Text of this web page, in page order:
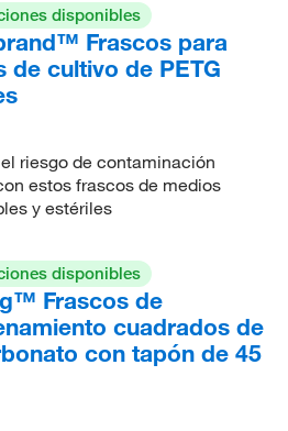
disponibles
Frascos para
de cultivo de PETG
riesgo de contaminación
estos frascos de medios
y estériles
disponibles
Frascos de
cuadrados de
con tapón de 45